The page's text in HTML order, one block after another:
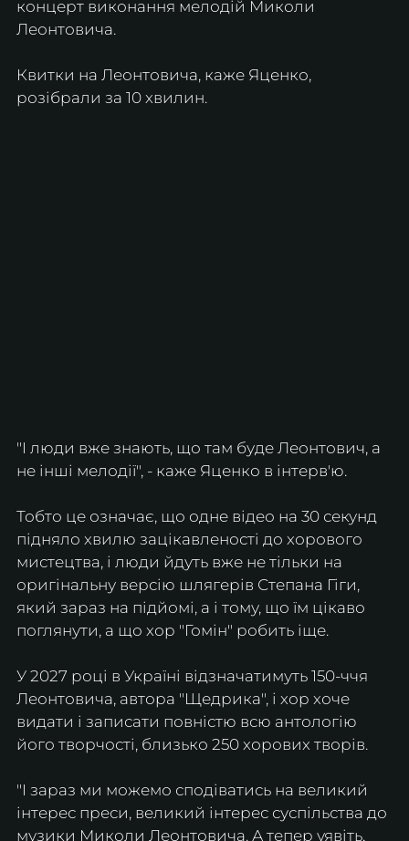
концерт виконання мелодій Миколи
Леонтовича.
Квитки на Леонтовича, каже Яценко,
розібрали за 10 хвилин.
"І люди вже знають, що там буде Леонтович, а
не інші мелодії", - каже Яценко в інтерв'ю.
Тобто це означає, що одне відео на 30 секунд
підняло хвилю зацікавленості до хорового
мистецтва, і люди йдуть вже не тільки на
оригінальну версію шлягерів Степана Гіги,
який зараз на підйомі, а і тому, що їм цікаво
поглянути, а що хор "Гомін" робить іще.
У 2027 році в Україні відзначатимуть 150-ччя
Леонтовича, автора "Щедрика", і хор хоче
видати і записати повністю всю антологію
його творчості, близько 250 хорових творів.
"І зараз ми можемо сподіватись на великий
інтерес преси, великий інтерес суспільства до
музики Миколи Леонтовича. А тепер уявіть,